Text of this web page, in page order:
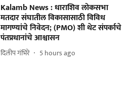
Kalamb News : धाराशिव लोकसभा
मतदार संघातील विकासासाठी विविध
मागण्यांचे निवेदन; (PMO) शी थेट संपर्काचे
पंतप्रधानांचे आश्वासन
दिलीप गंभिरे 5 hours ago